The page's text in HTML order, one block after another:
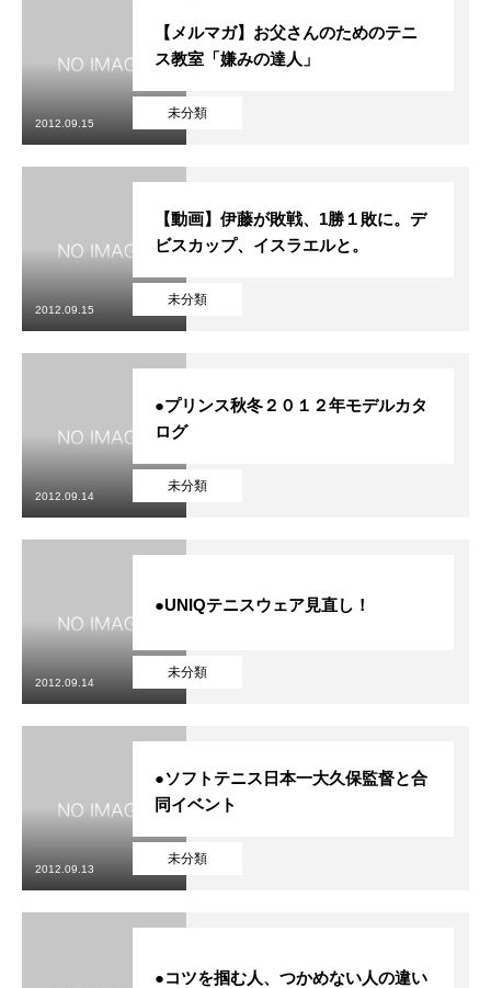
未分類
【メルマガ】お父さんのためのテニ
ス教室「嫌みの達人」
2012.09.15
未分類
【動画】伊藤が敗戦、1勝１敗に。デ
ビスカップ、イスラエルと。
2012.09.15
未分類
●プリンス秋冬２０１２年モデルカタ
ログ
2012.09.14
未分類
●UNIQテニスウェア見直し！
2012.09.14
未分類
●ソフトテニス日本一大久保監督と合
同イベント
2012.09.13
●コツを掴む人、つかめない人の違い